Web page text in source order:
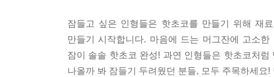
잠들고 싶은 인형들은 핫초코를 만들기 위해 재
만들기 시작합니다. 마음에 드는 머그잔에 고소
잠이 솔솔 핫초코 완성! 과연 인형들은 핫초코처
나올까 봐 잠들기 두려웠던 분들, 모두 주목하세